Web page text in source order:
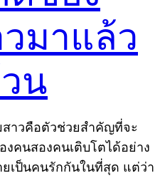
มาแล้ว
น
าวคือตัวช่วยสำคัญที่จะ
คนสองคนเติบโตได้อย่าง
ยเป็นคนรักกันในที่สุด แต่ว่า